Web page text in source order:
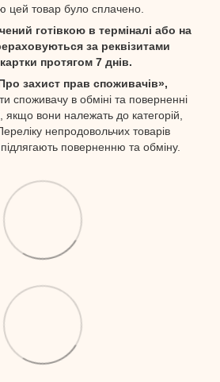
цей товар було сплачено.
готівкою в терміналі або на
за реквізитами
протягом 7 днів.
захист прав споживачів»,
споживачу в обміні та поверненні
якщо вони належать до категорій,
непродовольчих товарів
поверненню та обміну.